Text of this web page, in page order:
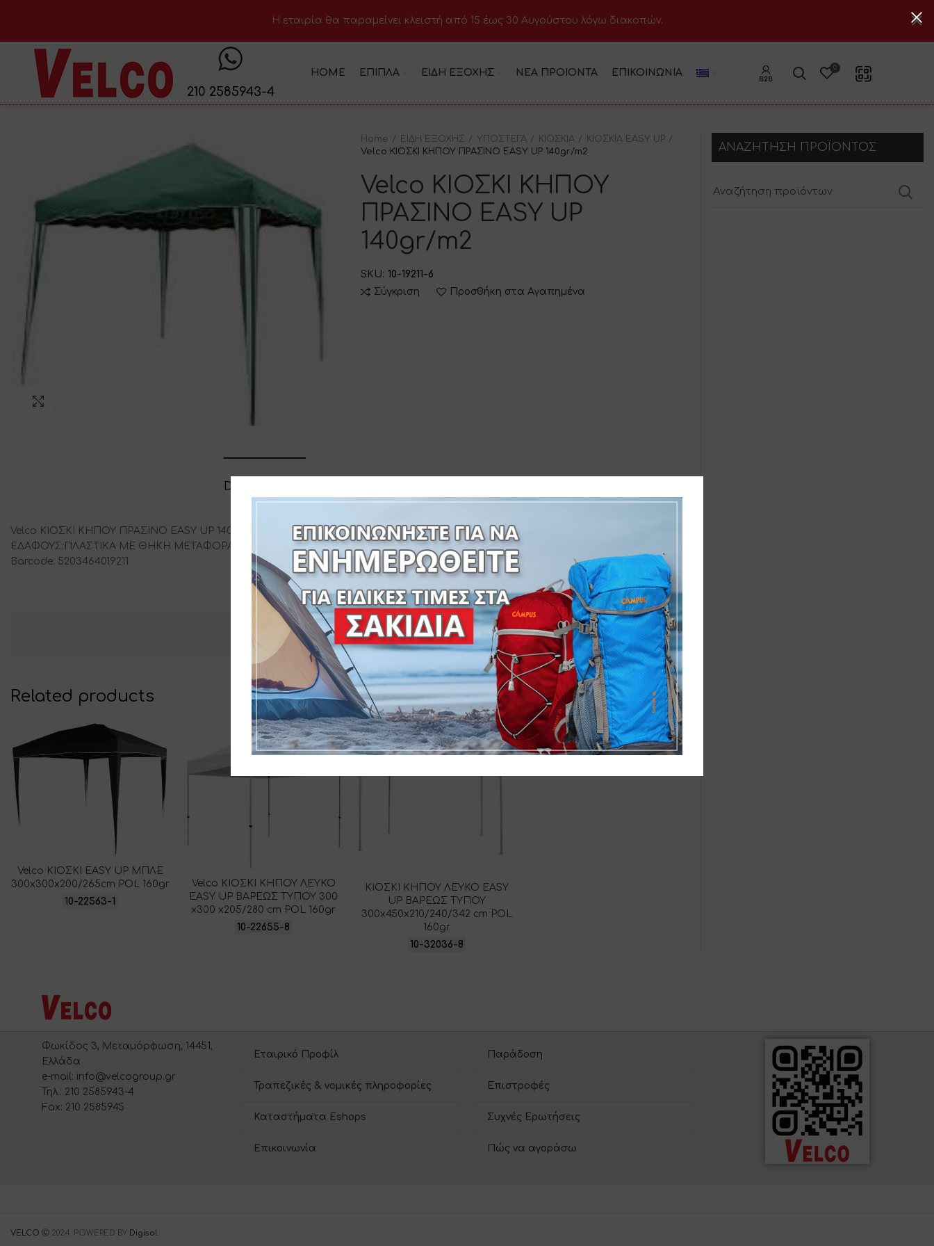
210 2585943-4
HOME ΕΠΙΠΛΑ ΕΙΔΗ ΕΞΟΧΗΣ ΝΕΑ ΠΡΟΙΟΝΤΑ ΕΠΙΚΟΙΝΩΝΊΑ 0
Home ΕΙΔΗ ΕΞΟΧΗΣ ΥΠΟΣΤΕΓΑ ΚΙΟΣΚΙΑ
ΚΙΟΣΚΙA EASY UP
Velco ΚΙΟΣΚΙ ΚΗΠΟΥ ΠΡΑΣΙΝΟ EASY UP 140gr/m2
Velco ΚΙΟΣΚΙ ΚΗΠΟΥ
ΠΡΑΣΙΝΟ EASY UP
140gr/m2
SKU: 10-19211-6
Σύγκριση
Προσθήκη στα Αγαπημένα
DESCRIPTION
Velco ΚΙΟΣΚΙ ΚΗΠΟΥ ΠΡΑΣΙΝΟ EASY UP 140gr/m2 O ΣΩΛΗΝΩΝ ΠΟΔΙΩΝ:26*26/21*21mm O ΣΩΛΗΝΩΝ ΤΕΝΤΑΣ:20*10mm ΠΕΛΜΑΤΑ
ΕΔΑΦΟΥΣ:ΠΛΑΣΤΙΚΑ ME ΘΗΚΗ ΜΕΤΑΦΟΡΑΣ ΒΑΡΟΣ:10,5kg Τ/Κ:1 ΔΙΑΣΤΑΣΕΙΣ:300X300X200/250
Barcode: 5203464019211
SKU: 10-19211-6
Related products
Velco ΚΙΟΣΚΙ EASY UP ΜΠΛΕ
300x300x200/265cm POL 160gr
10-22563-1
Velco ΚΙΟΣΚΙ ΚΗΠΟΥ ΛΕΥΚΟ
EASY UP ΒΑΡΕΩΣ ΤΥΠΟΥ 300
x300 x205/280 cm POL 160gr
10-22655-8
ΚΙΟΣΚΙ ΚΗΠΟΥ ΛΕΥΚΟ EASY
UP ΒΑΡΕΩΣ ΤΥΠΟΥ
300x450x210/240/342 cm POL
160gr
10-32036-8
ΑΝΑΖΗΤΗΣΗ ΠΡΟΪΟΝΤΟΣ
Φωκίδος 3, Μεταμόρφωση, 14451,
Ελλάδα
e-mail: info@velcogroup.gr
Τηλ.: 210 2585943-4
Fax: 210 2585945
Εταιρικό Προφίλ
Τραπεζικές & νομικές πληροφορίες
Καταστήματα Eshops
Επικοινωνία
Παράδοση
Επιστροφές
Συχνές Ερωτήσεις
Πώς να αγοράσω
VELCO 2024. POWERED BY Digisol
H εταιρία θα παραμείνει κλειστή από 15 έως 30 Αυγούστου λόγω διακοπών.